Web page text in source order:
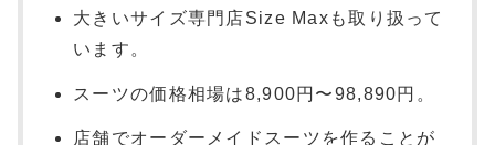
大きいサイズ専門店Size Maxも取り扱って
います。
スーツの価格相場は8,900円〜98,890円。
店舗でオーダーメイドスーツを作ることが